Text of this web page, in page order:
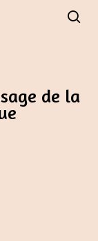
de la